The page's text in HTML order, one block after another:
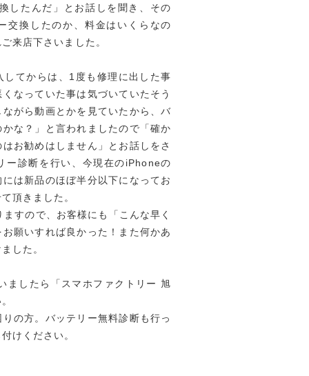
したんだ」とお話しを聞き、その
交換したのか、料金はいくらなの
来店下さいました。
てからは、1度も修理に出した事
なっていた事は気づいていたそう
がら動画とかを見ていたから、バ
な？」と言われましたので「確か
お勧めはしません」とお話しをさ
ー診断を行い、今現在のiPhoneの
は新品のほぼ半分以下になってお
頂きました。
すので、お客様にも「こんな早く
願いすれば良かった！また何かあ
した。
ましたら「スマホファクトリー 旭
の方。バッテリー無料診断も行っ
けください。